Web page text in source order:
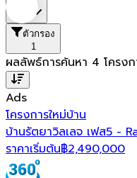
ตัวกรอง
1
ผลลัพธ์การค้นหา 4 โครง
Ads
โครงการใหม่บ้าน
บ้านรัตยาวิลเลจ เฟส5 -
ราคาเริ่มต้น฿2,490,000